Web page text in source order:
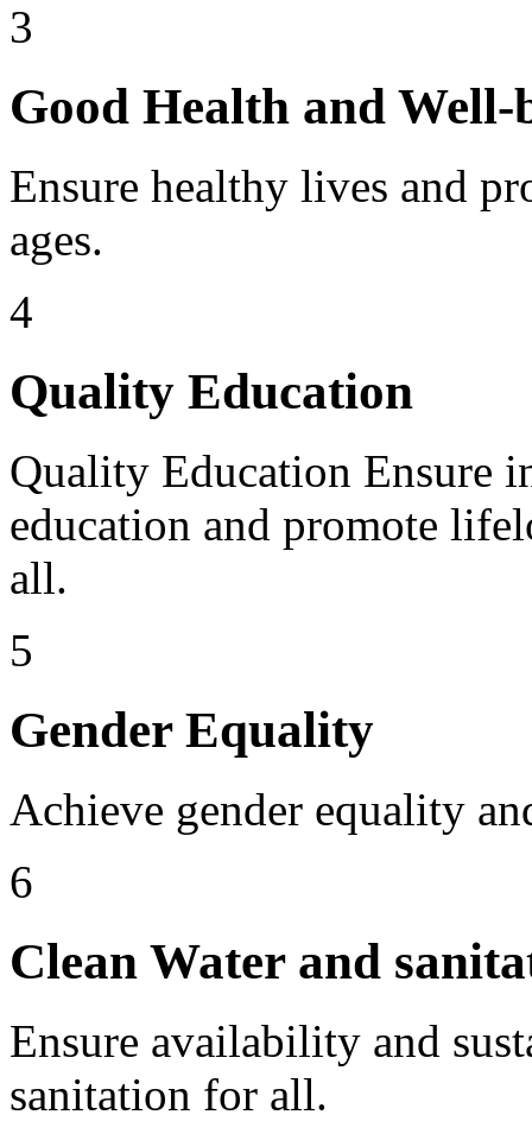
3
Good Health and Well-
Ensure healthy lives and
ages.
4
Quality Education
Quality Education Ensure
education and promote
all.
5
Gender Equality
Achieve gender equality
6
Clean Water and
Ensure availability and
sanitation for all.